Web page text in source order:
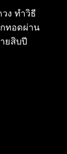
ง ทำวิธี
ทอดผ่าน
ยสิบปี